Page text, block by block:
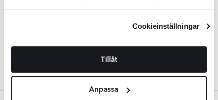
Cookieinställningar
Tillåt
Anpassa